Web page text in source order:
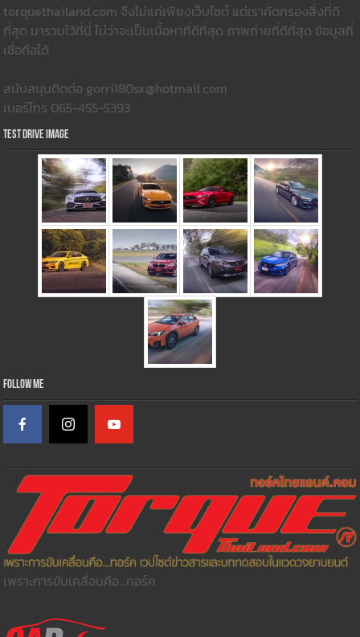
torquethailand.com จึงไม่แค่เพียงเว็บไซต์ แต่เราคัดกรองสิ่งที่ดี
ที่สุด มารวมใว้ที่นี่ ไม่ว่าจะเป็นเนื้อหาที่ดีที่สุด ภาพถ่ายที่ดีที่สุด ข้อมูลที่
เชื่อถือได้
สนับสนุนติดต่อ gorri180sx@hotmail.com
เบอร์โทร 065-455-5393
Test Drive Image
Follow Me
เพราะการขับเคลื่อนคือ...ทอร์ค